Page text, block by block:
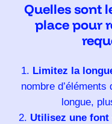
Quelles sont
place pour
Limitez la
nombre
longue,
Utilisez une font